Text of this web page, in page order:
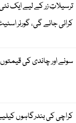
ترسیلاتِ زر کے لیے ایک
کرائی جائے گی، گورنر
سونے اور چاندی کی
کراچی کی بندرگاہوں